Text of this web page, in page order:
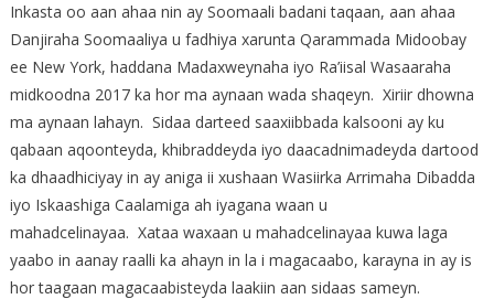
Inkasta oo aan ahaa nin ay Soomaali badani taqaan, aan ahaa
Danjiraha Soomaaliya u fadhiya xarunta Qarammada Midoobay
ee New York, haddana Madaxweynaha iyo Ra’iisal Wasaaraha
midkoodna 2017 ka hor ma aynaan wada shaqeyn. Xiriir dhowna
ma aynaan lahayn. Sidaa darteed saaxiibbada kalsooni ay ku
qabaan aqoonteyda, khibraddeyda iyo daacadnimadeyda dartood
ka dhaadhiciyay in ay aniga ii xushaan Wasiirka Arrimaha Dibadda
iyo Iskaashiga Caalamiga ah iyagana waan u
mahadcelinayaa. Xataa waxaan u mahadcelinayaa kuwa laga
yaabo in aanay raalli ka ahayn in la i magacaabo, karayna in ay is
hor taagaan magacaabisteyda laakiin aan sidaas sameyn.